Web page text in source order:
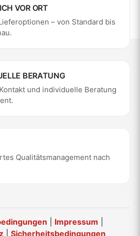
VOR ORT
– von Standard bis
BERATUNG
und individuelle Beratung
Qualitätsmanagement nach
Impressum
Sicherheitsbedingungen